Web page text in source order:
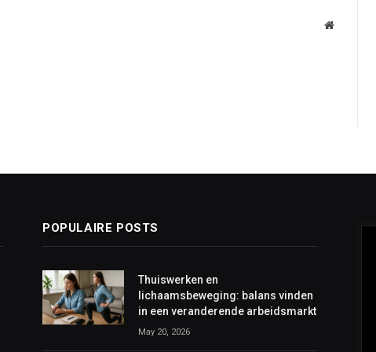
Website
POPULAIRE POSTS
Thuiswerken en
lichaamsbeweging: balans vinden
in een veranderende arbeidsmarkt
May 20, 2026